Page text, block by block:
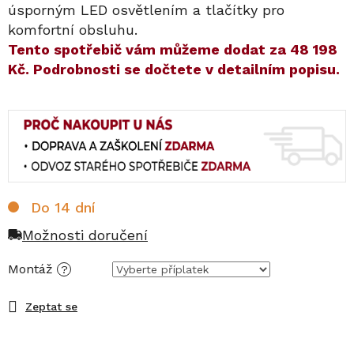
Montáž ?
úsporným LED osvětlením a tlačítky pro
komfortní obsluhu.
​​Tento spotřebič vám můžeme dodat za 48 198
Kč. Podrobnosti se dočtete v detailním popisu.
Zeptat se
Do 14 dní
Možnosti doručení